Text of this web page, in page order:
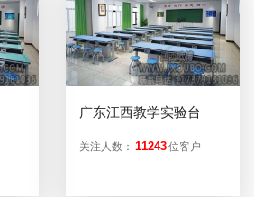
广东江西教学实验台
关注人数： 11243位客户